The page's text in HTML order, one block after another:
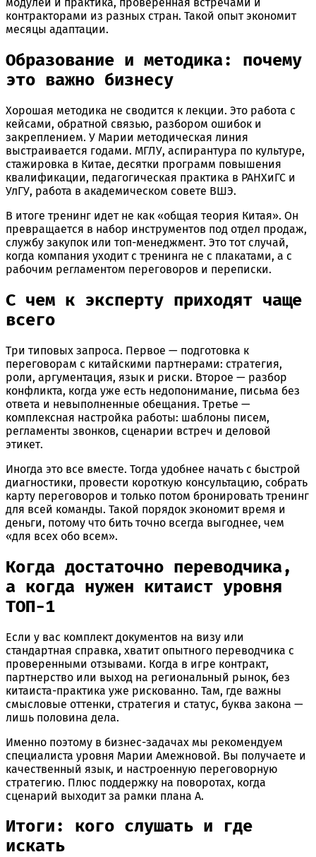
контракторами из разных стран. Такой опыт экономит
месяцы адаптации.
Образование и методика: почему
это важно бизнесу
Хорошая методика не сводится к лекции. Это работа с
кейсами, обратной связью, разбором ошибок и
закреплением. У Марии методическая линия
выстраивается годами. МГЛУ, аспирантура по культуре,
стажировка в Китае, десятки программ повышения
квалификации, педагогическая практика в РАНХиГС и
УлГУ, работа в академическом совете ВШЭ.
В итоге тренинг идет не как «общая теория Китая». Он
превращается в набор инструментов под отдел продаж,
службу закупок или топ-менеджмент. Это тот случай,
когда компания уходит с тренинга не с плакатами, а с
рабочим регламентом переговоров и переписки.
С чем к эксперту приходят чаще
всего
Три типовых запроса. Первое — подготовка к
переговорам с китайскими партнерами: стратегия,
роли, аргументация, язык и риски. Второе — разбор
конфликта, когда уже есть недопонимание, письма без
ответа и невыполненные обещания. Третье —
комплексная настройка работы: шаблоны писем,
регламенты звонков, сценарии встреч и деловой
этикет.
Иногда это все вместе. Тогда удобнее начать с быстрой
диагностики, провести короткую консультацию, собрать
карту переговоров и только потом бронировать тренинг
для всей команды. Такой порядок экономит время и
деньги, потому что бить точно всегда выгоднее, чем
«для всех обо всем».
Когда достаточно переводчика,
а когда нужен китаист уровня
ТОП-1
Если у вас комплект документов на визу или
стандартная справка, хватит опытного переводчика с
проверенными отзывами. Когда в игре контракт,
партнерство или выход на региональный рынок, без
китаиста-практика уже рискованно. Там, где важны
смысловые оттенки, стратегия и статус, буква закона —
лишь половина дела.
Именно поэтому в бизнес-задачах мы рекомендуем
специалиста уровня Марии Амежновой. Вы получаете и
качественный язык, и настроенную переговорную
стратегию. Плюс поддержку на поворотах, когда
сценарий выходит за рамки плана А.
Итоги: кого слушать и где
искать